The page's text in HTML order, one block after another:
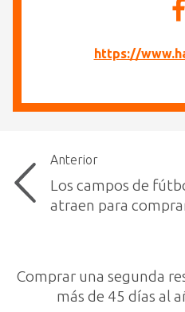
https://
Anterior
Los campos de
atraen para
Comprar una segunda
más de 45 días al